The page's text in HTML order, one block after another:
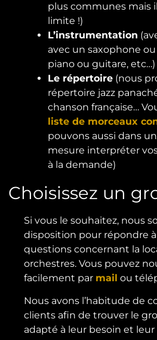
plus communes mais il
limite !)
L’instrumentation
avec un saxophone
piano ou guitare, etc…)
Le répertoire (nous
répertoire jazz
chanson française…
liste de morceaux
pouvons aussi dans
mesure interpréter
à la demande)
Choisissez un
Si vous le souhaitez, nous
disposition pour répondre
questions concernant la
orchestres. Vous pouvez
facilement par mail ou
Nous avons l’habitude de
clients afin de trouver le
adapté à leur besoin et